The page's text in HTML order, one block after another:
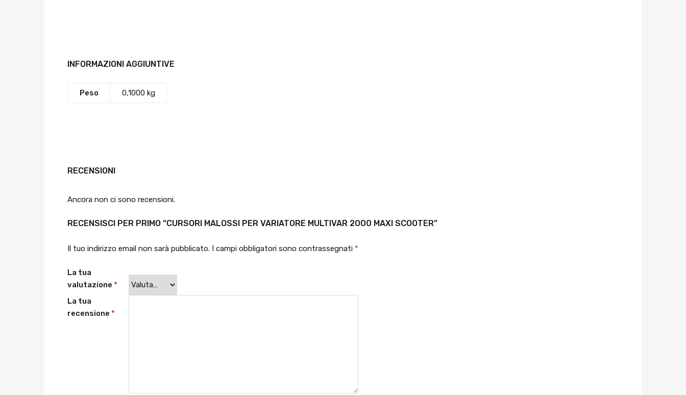
INFORMAZIONI AGGIUNTIVE
Peso 0,1000 kg
RECENSIONI
Ancora non ci sono recensioni.
RECENSISCI PER PRIMO “CURSORI MALOSSI PER VARIATORE MULTIVAR 2000 MAXI SCOOTER”
Il tuo indirizzo email non sarà pubblicato. I campi obbligatori sono contrassegnati *
La tua
valutazione *
La tua
recensione *